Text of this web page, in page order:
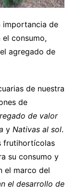
importancia de
consumo,
agregado de
de nuestra
de
de valor
y Nativas al sol.
frutihortícolas
su consumo y
el marco del
el desarrollo de